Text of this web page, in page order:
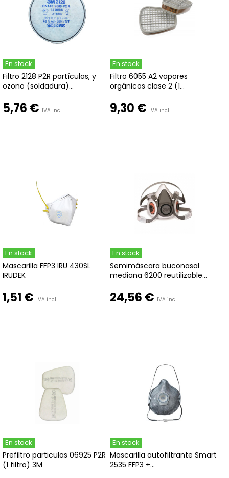
En stock
Filtro 2128 P2R partículas, y
ozono (soldadura)...
5,76 € IVA incl.
En stock
Filtro 6055 A2 vapores
orgánicos clase 2 (1...
9,30 € IVA incl.
En stock
Mascarilla FFP3 IRU 430SL
IRUDEK
1,51 € IVA incl.
En stock
Semimáscara buconasal
mediana 6200 reutilizable...
24,56 € IVA incl.
En stock
Prefiltro particulas 06925 P2R
(1 filtro) 3M
En stock
Mascarilla autofiltrante Smart
2535 FFP3 +...